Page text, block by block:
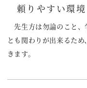
頼りやすい環境
先生方は勿論のこと、
とも関わりが出来るた
きます。